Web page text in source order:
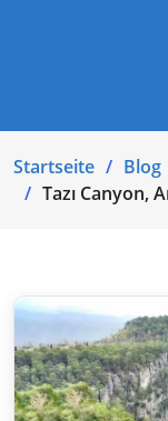
Startseite
Blog
Tazı Canyon,